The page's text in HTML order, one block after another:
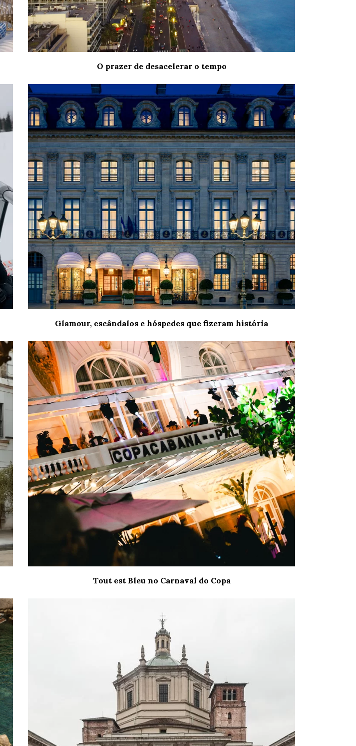
O prazer de desacelerar o tempo
Glamour, escândalos e hóspedes que fizeram história
Tout est Bleu no Carnaval do Copa